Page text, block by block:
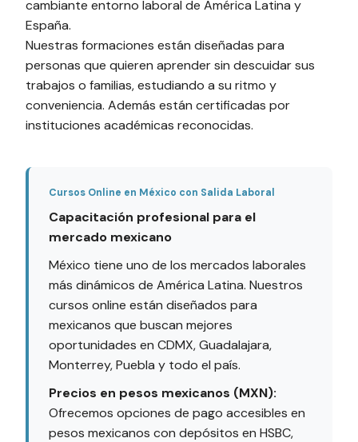
cambiante entorno laboral de América Latina y
España.
Nuestras formaciones están diseñadas para
personas que quieren aprender sin descuidar sus
trabajos o familias, estudiando a su ritmo y
conveniencia. Además están certificadas por
instituciones académicas reconocidas.
Cursos Online en México con Salida Laboral
Capacitación profesional para el
mercado mexicano
México tiene uno de los mercados laborales
más dinámicos de América Latina. Nuestros
cursos online están diseñados para
mexicanos que buscan mejores
oportunidades en CDMX, Guadalajara,
Monterrey, Puebla y todo el país.
Precios en pesos mexicanos (MXN):
Ofrecemos opciones de pago accesibles en
pesos mexicanos con depósitos en HSBC,